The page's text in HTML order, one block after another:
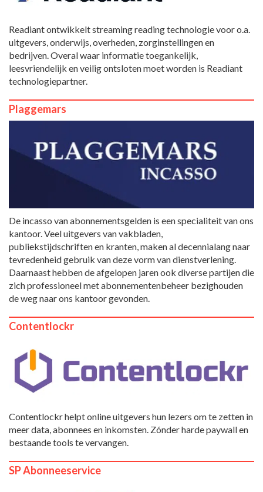
Readiant ontwikkelt streaming reading technologie voor o.a.
uitgevers, onderwijs, overheden, zorginstellingen en
bedrijven. Overal waar informatie toegankelijk,
leesvriendelijk en veilig ontsloten moet worden is Readiant
technologiepartner.
Plaggemars
De incasso van abonnementsgelden is een specialiteit van ons
kantoor. Veel uitgevers van vakbladen,
publiekstijdschriften en kranten, maken al decennialang naar
tevredenheid gebruik van deze vorm van dienstverlening.
Daarnaast hebben de afgelopen jaren ook diverse partijen die
zich professioneel met abonnementenbeheer bezighouden
de weg naar ons kantoor gevonden.
Contentlockr
Contentlockr helpt online uitgevers hun lezers om te zetten in
meer data, abonnees en inkomsten. Zónder harde paywall en
bestaande tools te vervangen.
SP Abonneeservice